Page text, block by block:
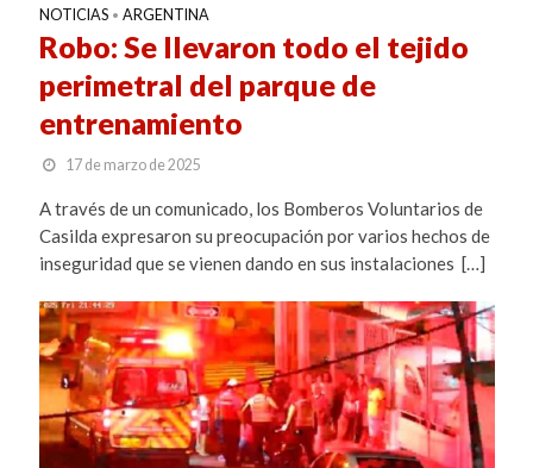
NOTICIAS • ARGENTINA
Robo: Se llevaron todo el tejido
perimetral del parque de
entrenamiento
17 de marzo de 2025
A través de un comunicado, los Bomberos Voluntarios de
Casilda expresaron su preocupación por varios hechos de
inseguridad que se vienen dando en sus instalaciones […]